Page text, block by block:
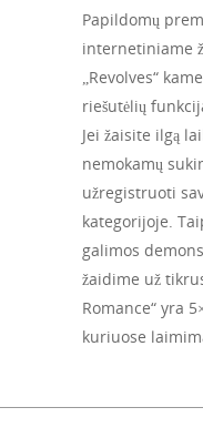
Papildomų
internetiniame
„Revolves“
riešutėlių
Jei žaisite ilgą
nemokamų
užregistruoti
kategorijoje.
galimos
žaidime už
Romance“ yra
kuriuose